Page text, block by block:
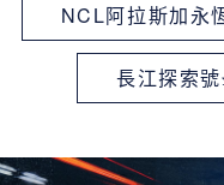
NCL阿拉斯加
長江探索